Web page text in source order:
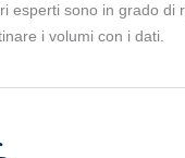
esperti sono in grado di
i volumi con i dati.